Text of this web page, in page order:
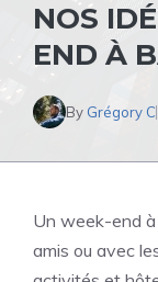
NOS
END À
By Grégory C
Un week-end
amis ou avec